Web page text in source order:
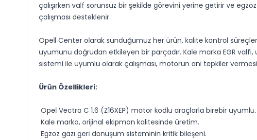
çalışırken valf sorunsuz bir şekilde görevini yerine getirir ve
çalışması desteklenir.
Opell Center olarak sunduğumuz her ürün, kalite kontrol
uyumunu doğrudan etkileyen bir parçadır. Kale marka EGR valfi,
sistemi ile uyumlu olarak çalışması, motorun ani tepkiler
Ürün Özellikleri:
Opel Vectra C 1.6 (Z16XEP) motor kodlu araçlarla birebir uyumlu.
Kale marka, orijinal ekipman kalitesinde üretim.
Egzoz gazı geri dönüşüm sisteminin kritik bileşeni.